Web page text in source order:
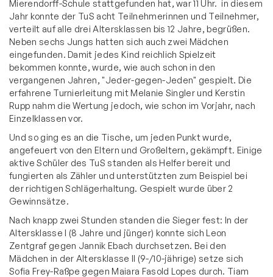
Mierendorff-Schule stattgefunden hat, war 11 Uhr. in diesem
Jahr konnte der TuS acht Teilnehmerinnen und Teilnehmer,
verteilt auf alle drei Altersklassen bis 12 Jahre, begrüßen.
Neben sechs Jungs hatten sich auch zwei Mädchen
eingefunden. Damit jedes Kind reichlich Spielzeit
bekommen konnte, wurde, wie auch schon in den
vergangenen Jahren, "Jeder-gegen-Jeden" gespielt. Die
erfahrene Turnierleitung mit Melanie Singler und Kerstin
Rupp nahm die Wertung jedoch, wie schon im Vorjahr, nach
Einzelklassen vor.
Und so ging es an die Tische, um jeden Punkt wurde,
angefeuert von den Eltern und Großeltern, gekämpft. Einige
aktive Schüler des TuS standen als Helfer bereit und
fungierten als Zähler und unterstützten zum Beispiel bei
der richtigen Schlägerhaltung. Gespielt wurde über 2
Gewinnsätze.
Nach knapp zwei Stunden standen die Sieger fest: In der
Altersklasse I (8 Jahre und jünger) konnte sich Leon
Zentgraf gegen Jannik Ebach durchsetzen. Bei den
Mädchen in der Altersklasse II (9-/10-jährige) setze sich
Sofia Frey-Raßpe gegen Maiara Fasold Lopes durch. Tiam